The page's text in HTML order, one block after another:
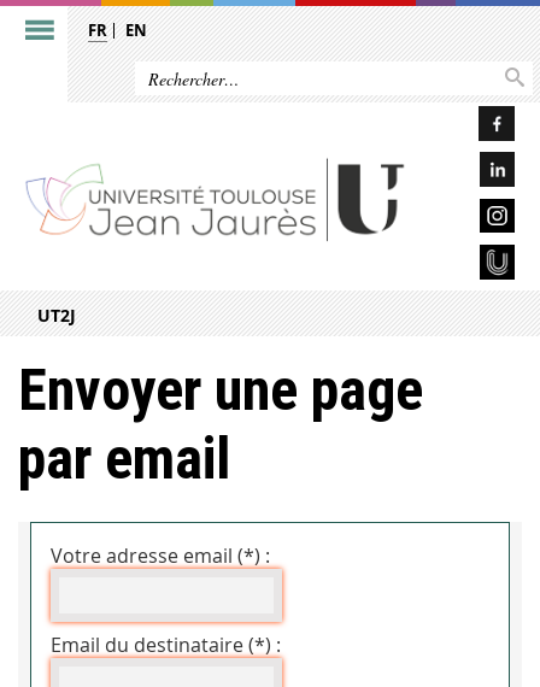
FR EN
UT2J
Envoyer une page
par email
Votre adresse email (*) :
Email du destinataire (*) :